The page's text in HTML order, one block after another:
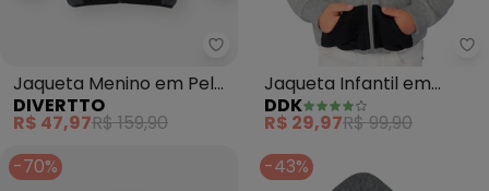
Divertto - Jaqueta Menino em
Jaqueta Menino em Pelo
(Cinza)
DIVERTTO
R$ 47,97R$ 159,90
Jaqueta Infantil em
Moletom e Capuz (Cinza)
DDK
R$ 29,97R$ 99,90
-70%
-43%